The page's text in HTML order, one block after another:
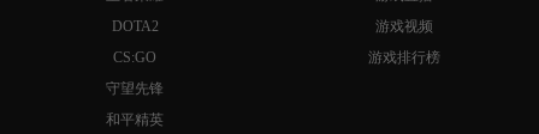
DOTA2
CS:GO
守望先锋
和平精英
游戏视频
游戏排行榜